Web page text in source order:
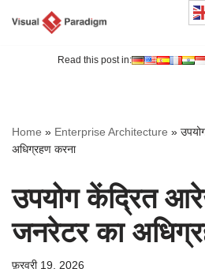
Read this post in:
Home » Enterprise Architecture »
अधिग्रहण करना
उपयोग केंद्रित
जनरेटर का
फ़रवरी 19, 2026